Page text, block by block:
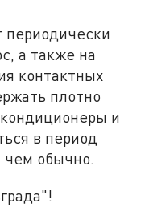
периодически
а также на
контактных
плотно
и
в период
обычно.